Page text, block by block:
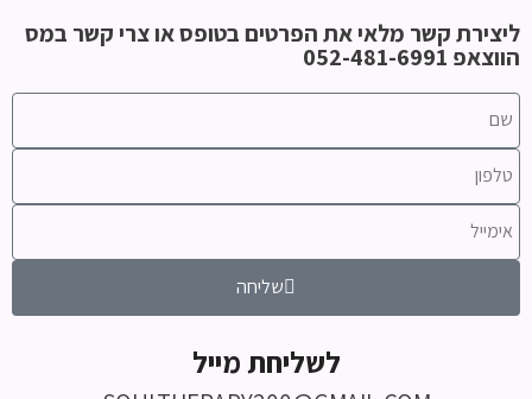
ליצירת קשר מלאי את הפרטים בטופס או צרי קשר במס
הווצאפ 052-481-6991
שליחה
לשליחת מייל